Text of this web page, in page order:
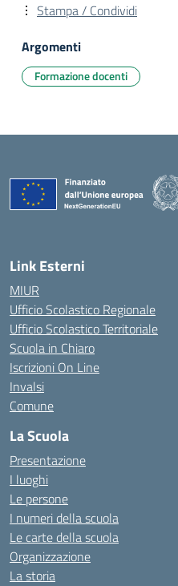
Stampa / Condividi
Argomenti
Formazione docenti
Link Esterni
MIUR
Ufficio Scolastico Regionale
Ufficio Scolastico Territoriale
Scuola in Chiaro
Iscrizioni On Line
Invalsi
Comune
La Scuola
Presentazione
I luoghi
Le persone
I numeri della scuola
Le carte della scuola
Organizzazione
La storia